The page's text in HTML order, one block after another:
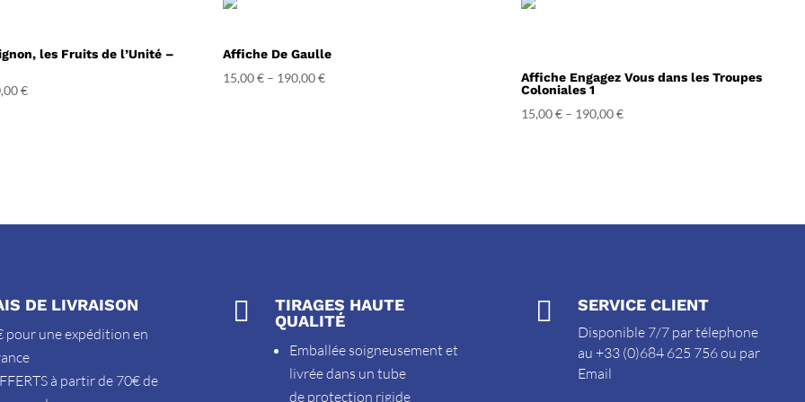
les Fruits de l’Unité –
€
Affiche De Gaulle
15,00€ – 190,00€
Affiche Engagez Vous dans les Troupes
Coloniales 1
15,00€– 190,00€
DE LIVRAISON
pour une expédition en
à partir de 70€ de

TIRAGES HAUTE
QUALITÉ
Emballée soigneusement et
livrée dans un tube
de protection rigide
 SERVICE CLIENT
Disponible 7/7 par télephone
au +33 (0)684 625 756 ou par
Email